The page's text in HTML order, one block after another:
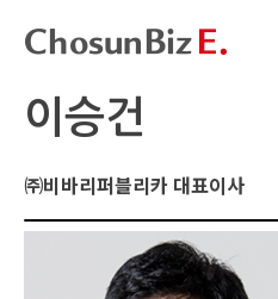
이승건
㈜비바리퍼블리카 대표이사